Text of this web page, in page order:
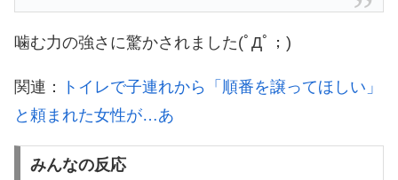
噛む力の強さに驚かされました(ﾟДﾟ；)
関連：
トイレで子連れから「順番を譲ってほしい」
と頼まれた女性が…あ
みんなの反応